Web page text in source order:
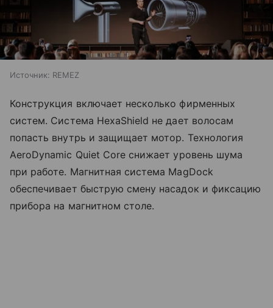
Источник: REMEZ
Конструкция включает несколько фирменных
систем. Система HexaShield не дает волосам
попасть внутрь и защищает мотор. Технология
AeroDynamic Quiet Core снижает уровень шума
при работе. Магнитная система MagDock
обеспечивает быструю смену насадок и фиксацию
прибора на магнитном столе.